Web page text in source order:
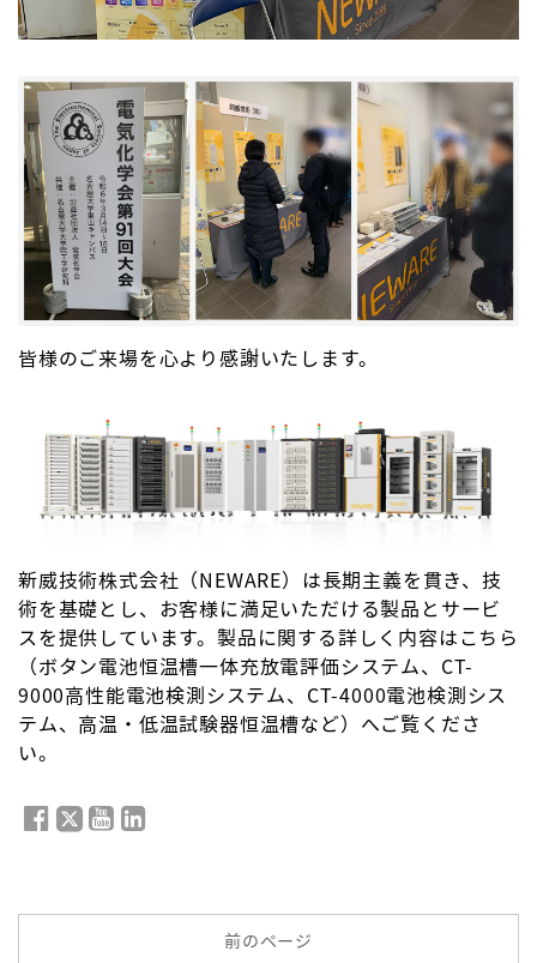
皆様のご来場を心より感謝いたします。
新威技術株式会社（NEWARE）は長期主義を貫き、技
術を基礎とし、お客様に満足いただける製品とサービ
スを提供しています。製品に関する詳しく内容はこちら
（ ボタン電池恒温槽一体充放電評価システム 、 CT-
9000高性能電池検測システム 、 CT-4000電池検測シス
テム 、 高温・低温試験器恒温槽など）へご覧くださ
い。
前のページ